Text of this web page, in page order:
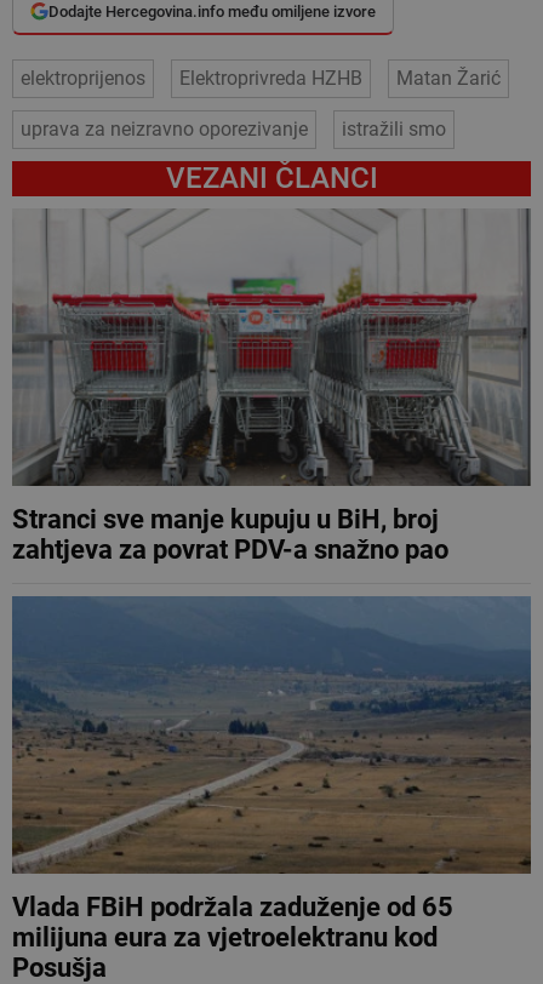
Dodajte Hercegovina.info među omiljene izvore
elektroprijenos Elektroprivreda HZHB Matan Žarić
uprava za neizravno oporezivanje istražili smo
VEZANI ČLANCI
Stranci sve manje kupuju u BiH, broj
zahtjeva za povrat PDV-a snažno pao
Vlada FBiH podržala zaduženje od 65
milijuna eura za vjetroelektranu kod
Posušja